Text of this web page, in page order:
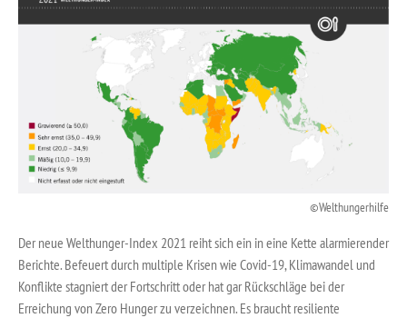
Welthungerhilfe
Der neue Welthunger-Index 2021 reiht sich ein in eine Kette alarmierender
Berichte. Befeuert durch multiple Krisen wie Covid-19, Klimawandel und
Konflikte stagniert der Fortschritt oder hat gar Rückschläge bei der
Erreichung von Zero Hunger zu verzeichnen. Es braucht resiliente